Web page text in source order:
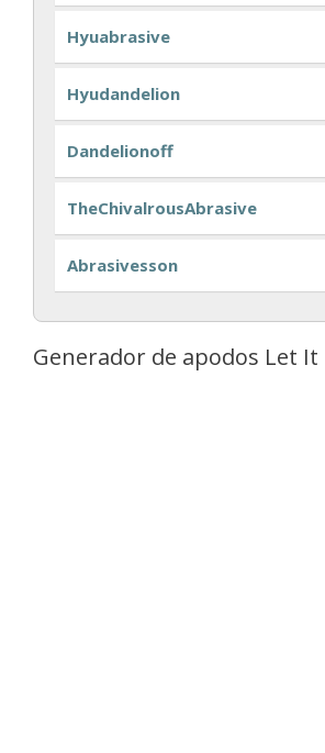
Hyuabrasive
Hyudandelion
Dandelionoff
TheChivalrousAbrasive
Abrasivesson
Generador de apodos Let It